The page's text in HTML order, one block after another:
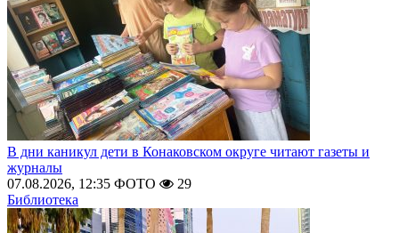
В дни каникул дети в Конаковском округе читают газеты и
журналы
07.08.2026, 12:35 ФОТО
29
Библиотека